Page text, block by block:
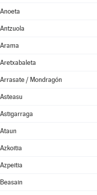
Anoeta
Antzuola
Arama
Aretxabaleta
Arrasate / Mondragón
Asteasu
Astigarraga
Ataun
Azkoitia
Azpeitia
Beasain